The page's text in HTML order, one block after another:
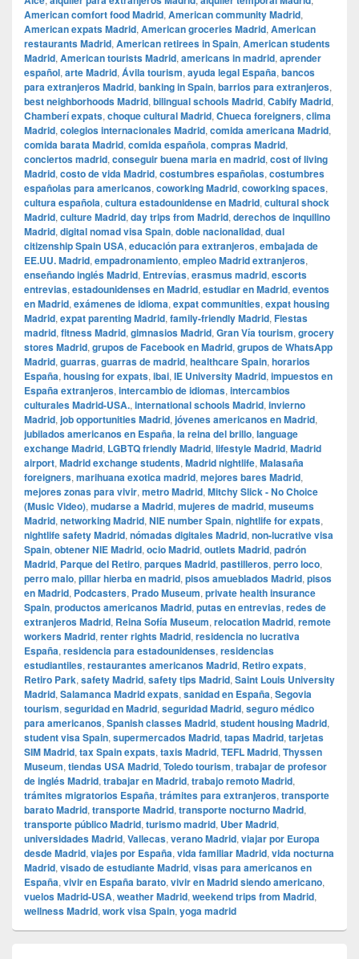
American comfort food Madrid, American community Madrid,
American expats Madrid, American groceries Madrid, American
restaurants Madrid, American retirees in Spain, American students
Madrid, American tourists Madrid, americans in madrid, aprender
español, arte Madrid, Ávila tourism, ayuda legal España, bancos
para extranjeros Madrid, banking in Spain, barrios para extranjeros,
best neighborhoods Madrid, bilingual schools Madrid, Cabify Madrid,
Chamberí expats, choque cultural Madrid, Chueca foreigners, clima
Madrid, colegios internacionales Madrid, comida americana Madrid,
comida barata Madrid, comida española, compras Madrid,
conciertos madrid, conseguir buena maria en madrid, cost of living
Madrid, costo de vida Madrid, costumbres españolas, costumbres
españolas para americanos, coworking Madrid, coworking spaces,
cultura española, cultura estadounidense en Madrid, cultural shock
Madrid, culture Madrid, day trips from Madrid, derechos de inquilino
Madrid, digital nomad visa Spain, doble nacionalidad, dual
citizenship Spain USA, educación para extranjeros, embajada de
EE.UU. Madrid, empadronamiento, empleo Madrid extranjeros,
enseñando inglés Madrid, Entrevías, erasmus madrid, escorts
entrevias, estadounidenses en Madrid, estudiar en Madrid, eventos
en Madrid, exámenes de idioma, expat communities, expat housing
Madrid, expat parenting Madrid, family-friendly Madrid, Fiestas
madrid, fitness Madrid, gimnasios Madrid, Gran Vía tourism, grocery
stores Madrid, grupos de Facebook en Madrid, grupos de WhatsApp
Madrid, guarras, guarras de madrid, healthcare Spain, horarios
España, housing for expats, ibai, IE University Madrid, impuestos en
España extranjeros, intercambio de idiomas, intercambios
culturales Madrid-USA., international schools Madrid, invierno
Madrid, job opportunities Madrid, jóvenes americanos en Madrid,
jubilados americanos en España, la reina del brillo, language
exchange Madrid, LGBTQ friendly Madrid, lifestyle Madrid, Madrid
airport, Madrid exchange students, Madrid nightlife, Malasaña
foreigners, marihuana exotica madrid, mejores bares Madrid,
mejores zonas para vivir, metro Madrid, Mitchy Slick - No Choice
(Music Video), mudarse a Madrid, mujeres de madrid, museums
Madrid, networking Madrid, NIE number Spain, nightlife for expats,
nightlife safety Madrid, nómadas digitales Madrid, non-lucrative visa
Spain, obtener NIE Madrid, ocio Madrid, outlets Madrid, padrón
Madrid, Parque del Retiro, parques Madrid, pastilleros, perro loco,
perro malo, pillar hierba en madrid, pisos amueblados Madrid, pisos
en Madrid, Podcasters, Prado Museum, private health insurance
Spain, productos americanos Madrid, putas en entrevias, redes de
extranjeros Madrid, Reina Sofía Museum, relocation Madrid, remote
workers Madrid, renter rights Madrid, residencia no lucrativa
España, residencia para estadounidenses, residencias
estudiantiles, restaurantes americanos Madrid, Retiro expats,
Retiro Park, safety Madrid, safety tips Madrid, Saint Louis University
Madrid, Salamanca Madrid expats, sanidad en España, Segovia
tourism, seguridad en Madrid, seguridad Madrid, seguro médico
para americanos, Spanish classes Madrid, student housing Madrid,
student visa Spain, supermercados Madrid, tapas Madrid, tarjetas
SIM Madrid, tax Spain expats, taxis Madrid, TEFL Madrid, Thyssen
Museum, tiendas USA Madrid, Toledo tourism, trabajar de profesor
de inglés Madrid, trabajar en Madrid, trabajo remoto Madrid,
trámites migratorios España, trámites para extranjeros, transporte
barato Madrid, transporte Madrid, transporte nocturno Madrid,
transporte público Madrid, turismo madrid, Uber Madrid,
universidades Madrid, Vallecas, verano Madrid, viajar por Europa
desde Madrid, viajes por España, vida familiar Madrid, vida nocturna
Madrid, visado de estudiante Madrid, visas para americanos en
España, vivir en España barato, vivir en Madrid siendo americano,
vuelos Madrid-USA, weather Madrid, weekend trips from Madrid,
wellness Madrid, work visa Spain, yoga madrid